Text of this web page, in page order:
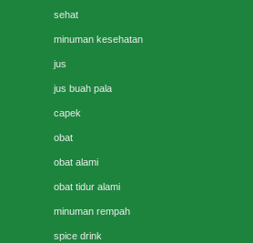
sehat
minuman kesehatan
jus
jus buah pala
capek
obat
obat alami
obat tidur alami
minuman rempah
spice drink